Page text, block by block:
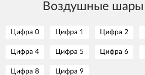
Воздушные
Цифра 0 Цифра 1 Цифра 2
Цифра 4 Цифра 5 Цифра 6
Цифра 8 Цифра 9